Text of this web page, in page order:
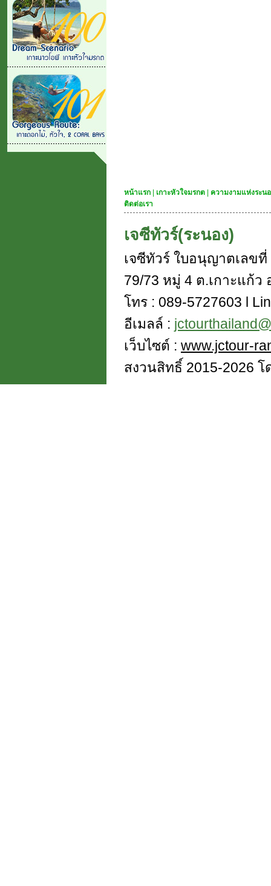
หน้าแรก เกาะหัวใจมรกต
ความงามแห่งระน
ติดต่อเรา
เจซีทัวร์(ระนอง)
เจซีทัวร์ ใบอนุญาตเลขที่
79/73 หมู่ 4 ต.เกาะแก้ว
โทร : 089-5727603 l
อีเมลล์ :
เว็บไซต์ : www.jctour-
สงวนสิทธิ์ 2015-2026 โ